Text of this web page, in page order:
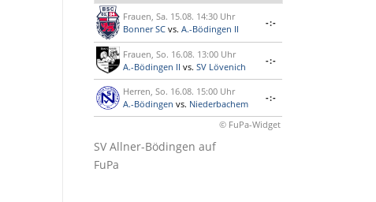
Frauen, Sa. 15.08. 14:30 Uhr
Bonner SC vs. A.-Bödingen II
-:-
Frauen, So. 16.08. 13:00 Uhr
A.-Bödingen II vs. SV Lövenich
-:-
Herren, So. 16.08. 15:00 Uhr
A.-Bödingen vs. Niederbachem
-:-
© FuPa-Widget
SV Allner-Bödingen auf
FuPa